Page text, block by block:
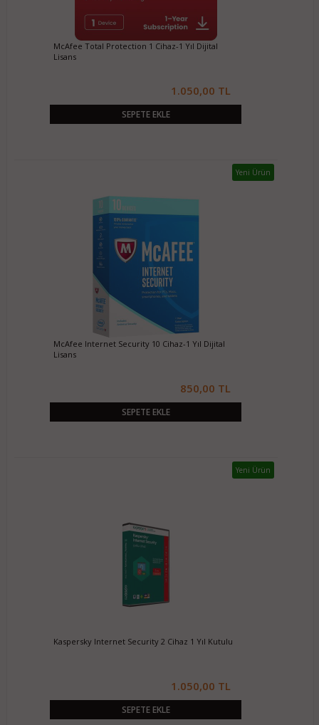
McAfee Total Protection 1 Cihaz-1 Yıl Dijital
Lisans
1.050,00 TL
SEPETE EKLE
Yeni Ürün
McAfee Internet Security 10 Cihaz-1 Yıl Dijital
Lisans
850,00 TL
SEPETE EKLE
Yeni Ürün
Kaspersky Internet Security 2 Cihaz 1 Yıl Kutulu
1.050,00 TL
SEPETE EKLE